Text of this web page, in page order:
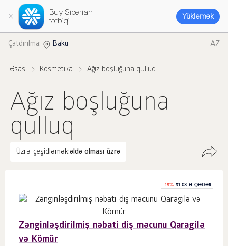
Buy Siberian
tətbiqi
Yükləmək
Çatdırılma: Baku AZ
Əsas Kosmetika Ağız boşluğuna qulluq
Ağız boşluğuna
qulluq
Üzrə çeşidləmək:əldə olması üzrə
-15% 31.08-Ə QƏDƏR
Zənginləşdirilmiş nəbati diş məcunu Qaragilə
və Kömür